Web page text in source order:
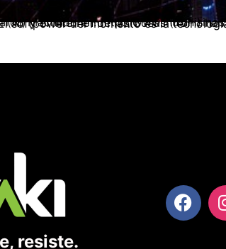
| 22 de julio de 2020 Las preguntas geopolíticas sobre el futuro de la Inteligencia Artificial (AI) y el Internet de las Cosas ( IoF ) han colocado a China y Estados Unidos en el centro de la disputa por la hegemonía
resiste.